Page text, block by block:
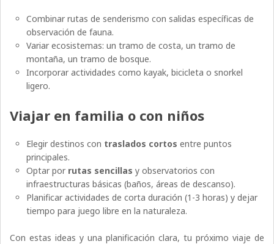
Combinar rutas de senderismo con salidas específicas de
observación de fauna.
Variar ecosistemas: un tramo de costa, un tramo de
montaña, un tramo de bosque.
Incorporar actividades como kayak, bicicleta o snorkel
ligero.
Viajar en familia o con niños
Elegir destinos con traslados cortos entre puntos
principales.
Optar por rutas sencillas y observatorios con
infraestructuras básicas (baños, áreas de descanso).
Planificar actividades de corta duración (1-3 horas) y dejar
tiempo para juego libre en la naturaleza.
Con estas ideas y una planificación clara, tu próximo viaje de